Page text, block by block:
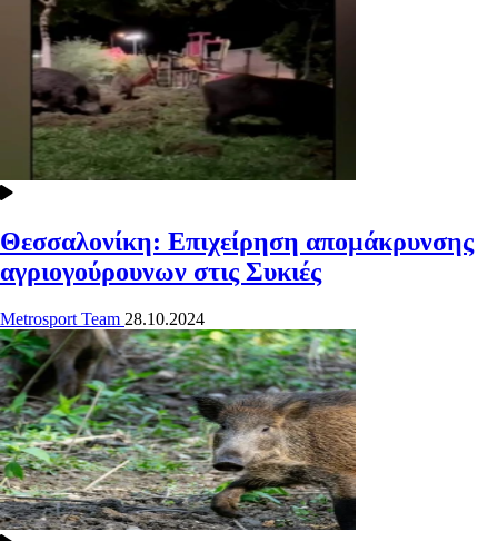
Θεσσαλονίκη: Επιχείρηση απομάκρυνσης
αγριογούρουνων στις Συκιές
Metrosport Team 28.10.2024